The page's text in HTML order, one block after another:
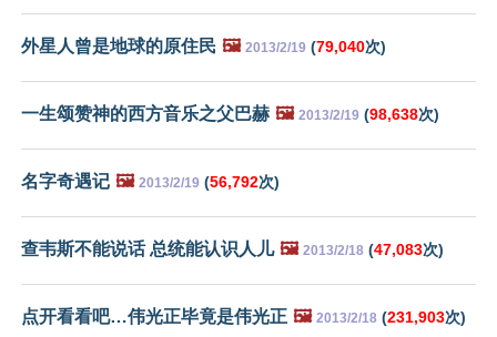
外星人曾是地球的原住民 🖼️ 2013/2/19 (79,040次)
一生颂赞神的西方音乐之父巴赫 🖼️ 2013/2/19 (98,638次)
名字奇遇记 🖼️ 2013/2/19 (56,792次)
查韦斯不能说话 总统能认识人儿 🖼️ 2013/2/18 (47,083次)
点开看看吧…伟光正毕竟是伟光正 🖼️ 2013/2/18 (231,903次)